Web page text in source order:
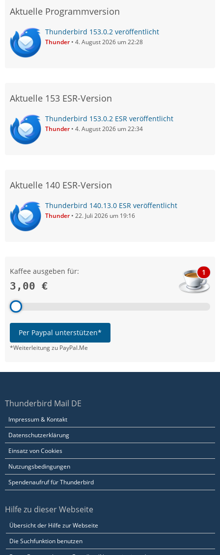
Aktuelle Programmversion
Thunderbird 153.0.2 veröffentlicht
Thunder 4. August 2026 um 22:28
Aktuelle 153 ESR-Version
Thunderbird 153.0.2 ESR veröffentlicht
Thunder 4. August 2026 um 22:34
Aktuelle 140 ESR-Version
Thunderbird 140.13.0 ESR veröffentlicht
Thunder 22. Juli 2026 um 19:16
Kaffee ausgeben für:
3,00 €
1
Per Paypal unterstützen*
*Weiterleitung zu PayPal.Me
Thunderbird Mail DE
Impressum & Kontakt
Datenschutzerklärung
Einsatz von Cookies
Nutzungsbedingungen
Spendenaufruf für Thunderbird
Hilfe zu dieser Webseite
Übersicht der Hilfe zur Webseite
Die Suchfunktion benutzen